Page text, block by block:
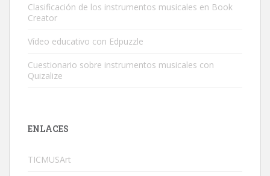
Clasificación de los instrumentos musicales en Book
Creator
Vídeo educativo con Edpuzzle
Cuestionario sobre instrumentos musicales con
Quizalize
ENLACES
TICMUSArt